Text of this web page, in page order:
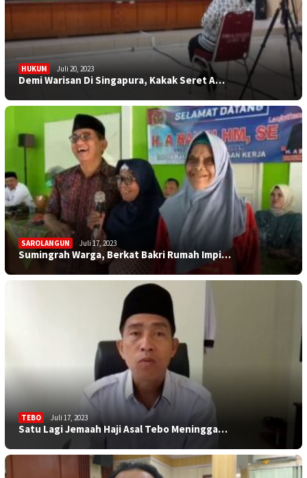
HUKUM Juli 20, 2023
Demi Warisan Di Singapura, Kakak Seret A…
SAROLANGUN Juli 17, 2023
Sumingrah Warga, Berkat Bakri Rumah Impi…
TEBO Juli 17, 2023
Satu Lagi Jemaah Haji Asal Tebo Meningga…